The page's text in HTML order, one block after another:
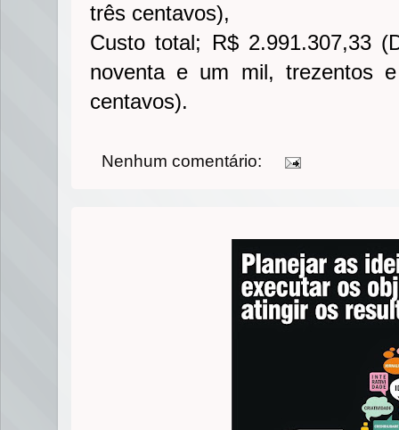
três centavos),
Custo total; R$ 2.991.307,33
noventa e um mil, trezentos
centavos).
Nenhum comentário: